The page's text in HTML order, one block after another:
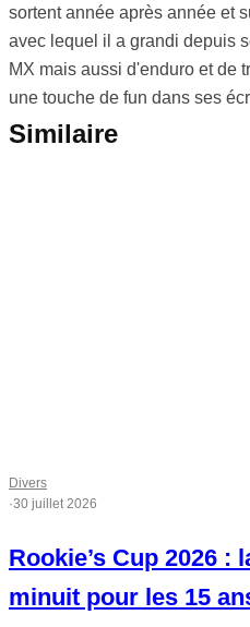
sortent année après année et
avec lequel il a grandi depuis
MX mais aussi d'enduro et de
une touche de fun dans ses
Similaire
Divers
·30 juillet 2026
Rookie’s Cup 2026 :
minuit pour les 15